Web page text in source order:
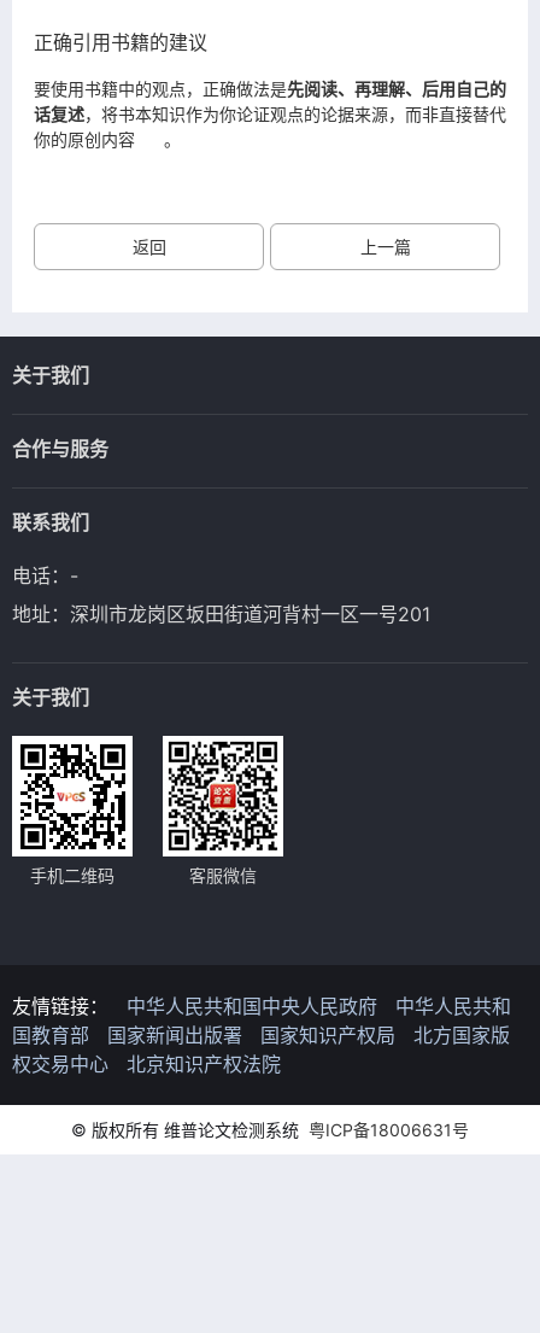
正确引用书籍的建议
要使用书籍中的观点，正确做法是先阅读、再理解、后用自己的
话复述，将书本知识作为你论证观点的论据来源，而非直接替代
你的原创内容
。
返回 上一篇
关于我们
合作与服务
联系我们
电话：-
地址：深圳市龙岗区坂田街道河背村一区一号201
关于我们
手机二维码 客服微信
友情链接： 中华人民共和国中央人民政府
中华人民共和
国教育部
国家新闻出版署 国家知识产权局
北方国家版
权交易中心
北京知识产权法院
© 版权所有 维普论文检测系统 粤ICP备18006631号